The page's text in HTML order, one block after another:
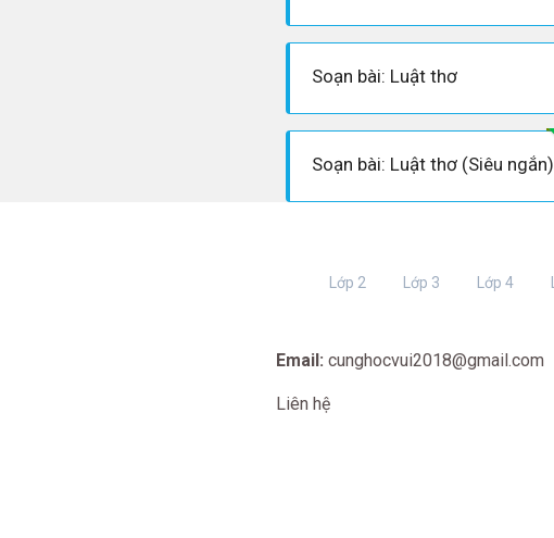
Soạn bài: Luật thơ
Soạn bài: Luật thơ (Siêu ngắn)
Lớp 2 Lớp 3 Lớp 4
Email: cunghocvui2018@gmail.com
Liên hệ